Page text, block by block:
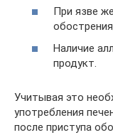
При язве
Наличие
продукт.
Учитывая это
употребления
после приступа